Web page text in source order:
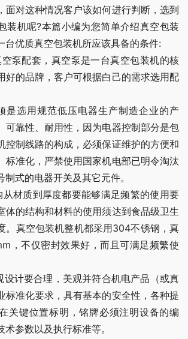
面对这种情况客户该如何进行判断，选到
装机呢?本篇小编为您简单介绍真空包装
台优质真空包装机所应该具备的条件:
泵配套，真空泵是一台真空包装机的核
好的品牌，客户可根据白己的需求选用配
是选用规范低压电器生产制造企业的产
可靠性、耐用性，因为电器控制部分是包
控制线路的构成，必须保证维护的方便和
标准化，严禁使用国家机电部已明令淘汰
式的电器开关及其它元件。
材质到厚度都要能够满足频繁的使用要
体的结构和材料的使用须达到食品级卫生
。真空包装机整机都采用304不锈钢，真
，不仅密封效果好，而且可满足频繁使
设计要合理，美观并符合机电产品（或真
标准化要求，具有基本的安全性，各种提
关键位置标明，铭牌必须注明设备的编
参数以及执行标准等。